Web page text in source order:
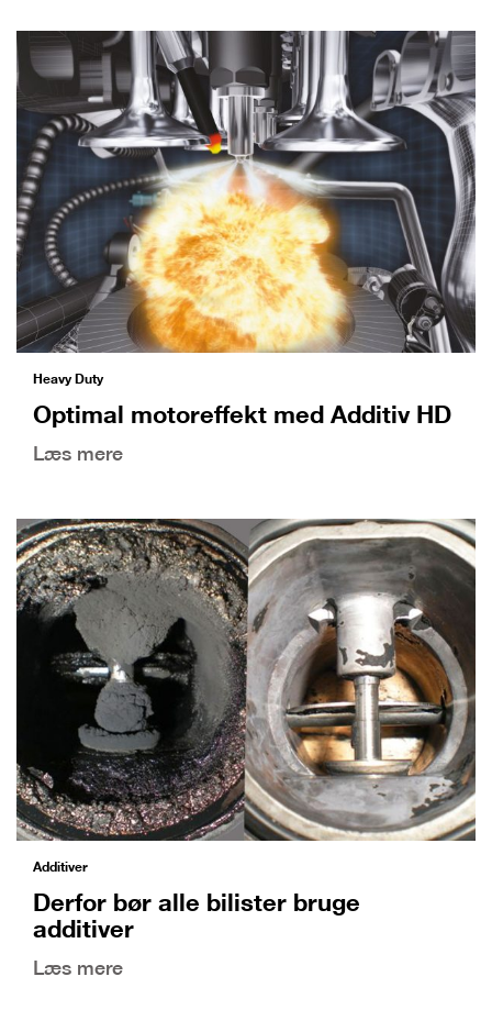
Heavy Duty
Optimal motoreffekt med Additiv HD
Læs mere
Additiver
Derfor bør alle bilister bruge
additiver
Læs mere